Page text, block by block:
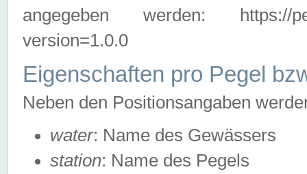
angegeben werden: https://
version=1.0.0
Eigenschaften pro Pegel
Neben den Positionsangaben
water: Name des Gewässers
station: Name des Pegels